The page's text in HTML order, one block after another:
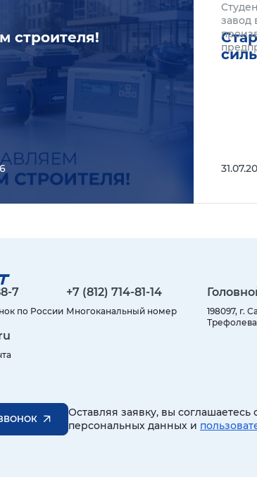
строителя!
завод
7
по России
+7 (812) 714-81-14
Многоканальный номер
198097, г.
Оставляя заявку, вы
персональных данных и